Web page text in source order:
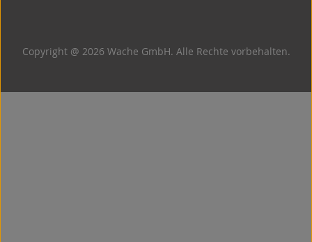
Copyright @ 2026 Wache GmbH. Alle Rechte vorbehalten.